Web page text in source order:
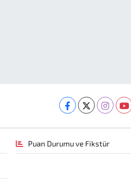
Puan Durumu ve Fikstür